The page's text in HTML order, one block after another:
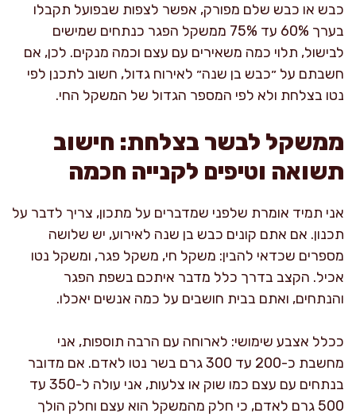
כבש או כבש שלם מפורק, אפשר לצפות שבפועל תקבלו
בערך 60% עד 75% ממשקל הפגר כנתחים שמישים
לבישול, תלוי כמה משאירים עם עצם וכמה מנקים. לכן, אם
חשבתם על ״כבש בן שנה״ לאירוח גדול, חשוב לתכנן לפי
נטו בצלחת ולא לפי המספר הגדול של המשקל החי.
ממשקל לבשר בצלחת: חישוב
תשואה וטיפים לקנייה חכמה
אני תמיד אומרת שלפני שמדברים על מתכון, צריך לדבר על
תכנון. אם אתם קונים כבש בן שנה לאירוע, יש שלושה
מספרים שכדאי להבין: משקל חי, משקל פגר, ומשקל נטו
אכיל. הקצב בדרך כלל מדבר איתכם בשפת הפגר
והנתחים, ואתם בבית חושבים על כמה אנשים יאכלו.
ככלל אצבע שימושי: לארוחה עם הרבה תוספות, אני
מחשבת כ-200 עד 300 גרם בשר נטו לאדם. אם מדובר
בנתחים עם עצם כמו שוק או צלעות, אני עולה ל-350 עד
500 גרם לאדם, כי חלק מהמשקל הוא עצם וחלק הולך